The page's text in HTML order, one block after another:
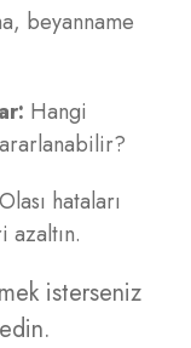
beyanname
Hangi
Olası hataları
isterseniz